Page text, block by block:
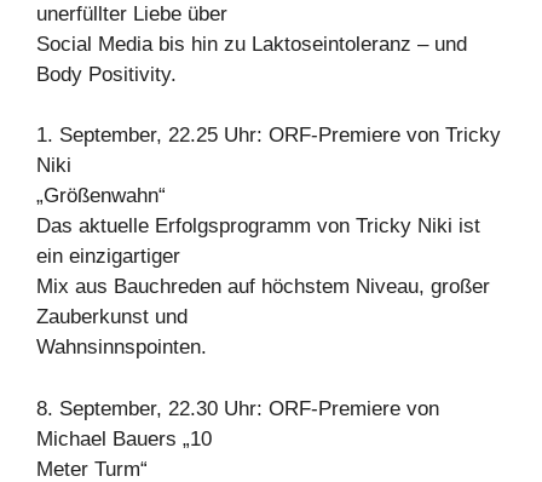
unerfüllter Liebe über
Social Media bis hin zu Laktoseintoleranz – und
Body Positivity.
1. September, 22.25 Uhr: ORF-Premiere von Tricky
Niki
„Größenwahn“
Das aktuelle Erfolgsprogramm von Tricky Niki ist
ein einzigartiger
Mix aus Bauchreden auf höchstem Niveau, großer
Zauberkunst und
Wahnsinnspointen.
8. September, 22.30 Uhr: ORF-Premiere von
Michael Bauers „10
Meter Turm“